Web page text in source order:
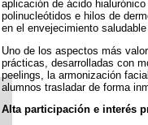
aplicación de ácido
polinucleótidos e hilos de
en el envejecimiento
Uno de los aspectos más
prácticas, desarrolladas con
peelings, la armonización
alumnos trasladar de forma
Alta participación e interés